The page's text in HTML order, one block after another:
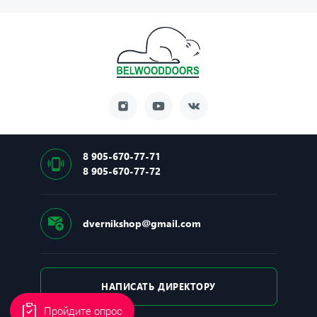
Тип основного замка: Сувальдный
Производитель замка: Корея
Основной цилиндр: Securemme, Механический
8 905-670-77-71
8 905-670-77-72
dvernikshop@gmail.com
НАПИСАТЬ ДИРЕКТОРУ
Пройдите опрос